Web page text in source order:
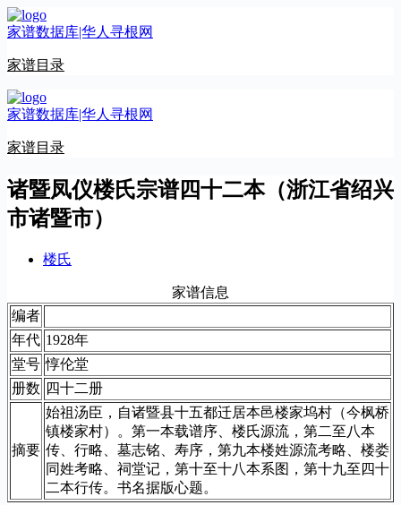
跳
至
容
家谱数据库|华人寻根网
家谱目录
家谱数据库|华人寻根网
家谱目录
诸暨凤仪楼氏宗谱四十二本（浙江省绍兴
市诸暨市）
楼氏
家谱信息
编者
年代 1928年
堂号 惇伦堂
册数 四十二册
摘要
始祖汤臣，自诸暨县十五都迁居本邑楼家坞村（今枫桥
镇楼家村）。第一本载谱序、楼氏源流，第二至八本
传、行略、墓志铭、寿序，第九本楼姓源流考略、楼娄
同姓考略、祠堂记，第十至十八本系图，第十九至四十
二本行传。书名据版心题。